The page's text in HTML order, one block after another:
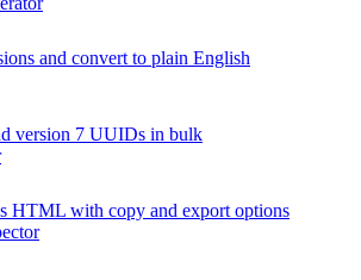
and convert to plain English
version 7 UUIDs in bulk
HTML with copy and export options